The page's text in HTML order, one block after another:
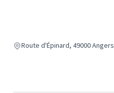
Route d'Épinard, 49000 Angers